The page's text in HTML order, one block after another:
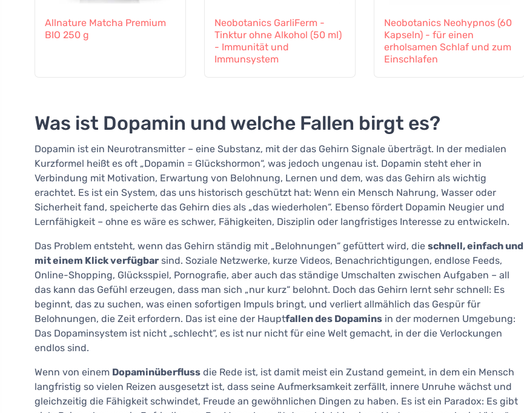
Allnature Matcha Premium
BIO 250 g
Neobotanics GarliFerm -
Tinktur ohne Alkohol (50 ml)
- Immunität und
Immunsystem
Neobotanics Neohypnos (60
Kapseln) - für einen
erholsamen Schlaf und zum
Einschlafen
Was ist Dopamin und welche Fallen birgt es?
Dopamin ist ein Neurotransmitter – eine Substanz, mit der das Gehirn Signale überträgt. In der medialen
Kurzformel heißt es oft „Dopamin = Glückshormon“, was jedoch ungenau ist. Dopamin steht eher in
Verbindung mit Motivation, Erwartung von Belohnung, Lernen und dem, was das Gehirn als wichtig
erachtet. Es ist ein System, das uns historisch geschützt hat: Wenn ein Mensch Nahrung, Wasser oder
Sicherheit fand, speicherte das Gehirn dies als „das wiederholen“. Ebenso fördert Dopamin Neugier und
Lernfähigkeit – ohne es wäre es schwer, Fähigkeiten, Disziplin oder langfristiges Interesse zu entwickeln.
Das Problem entsteht, wenn das Gehirn ständig mit „Belohnungen“ gefüttert wird, die schnell, einfach und
mit einem Klick verfügbar sind. Soziale Netzwerke, kurze Videos, Benachrichtigungen, endlose Feeds,
Online-Shopping, Glücksspiel, Pornografie, aber auch das ständige Umschalten zwischen Aufgaben – all
das kann das Gefühl erzeugen, dass man sich „nur kurz“ belohnt. Doch das Gehirn lernt sehr schnell: Es
beginnt, das zu suchen, was einen sofortigen Impuls bringt, und verliert allmählich das Gespür für
Belohnungen, die Zeit erfordern. Das ist eine der Hauptfallen des Dopamins in der modernen Umgebung:
Das Dopaminsystem ist nicht „schlecht“, es ist nur nicht für eine Welt gemacht, in der die Verlockungen
endlos sind.
Wenn von einem Dopaminüberfluss die Rede ist, ist damit meist ein Zustand gemeint, in dem ein Mensch
langfristig so vielen Reizen ausgesetzt ist, dass seine Aufmerksamkeit zerfällt, innere Unruhe wächst und
gleichzeitig die Fähigkeit schwindet, Freude an gewöhnlichen Dingen zu haben. Es ist ein Paradox: Es gibt